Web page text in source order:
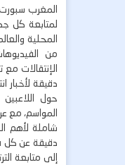
المغرب
لمتابعة كل
المحلية
من
الإنتقالات
دقيقة لأخبار
حول
المواسم، مع
شاملة لأهم
دقيقة عن كل
إلى متابعة